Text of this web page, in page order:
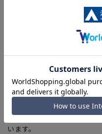
ある場合がございますので
■ゆとり感には個人差があ
入の目安としてご利用くださ
■生地や仕様・デザインに
干の誤差が生じる場合がご
■サイズスペックは仕上が
部、商品現物におすすめサ
商品もございます。
■ブラウザやお使いのモニ
加減により、実際の商品と
います。